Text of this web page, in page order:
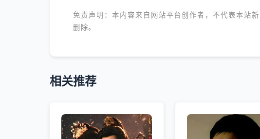
免责声明：本内容来自网站平台创作者，不代表本站
删除。
相关推荐